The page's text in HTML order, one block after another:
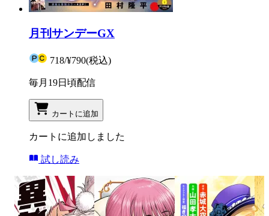
月刊サンデーGX
718/¥790(税込)
毎月19日頃配信
カートに追加
カートに追加しました
試し読み